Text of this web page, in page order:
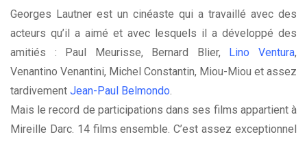
Georges Lautner est un cinéaste qui a travaillé avec des
acteurs qu’il a aimé et avec lesquels il a développé des
amitiés : Paul Meurisse, Bernard Blier,
Lino Ventura,
Venantino Venantini, Michel Constantin, Miou-Miou et assez
tardivement Jean-Paul Belmondo.
Mais le record de participations dans ses films appartient à
Mireille Darc. 14 films ensemble. C’est assez exceptionnel